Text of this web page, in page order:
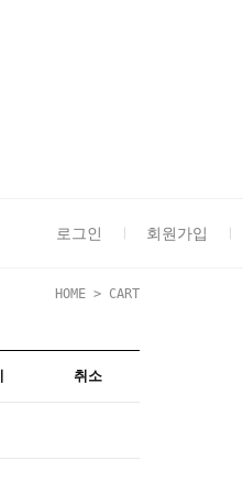
로그인 회원가입
HOME > CART
취소